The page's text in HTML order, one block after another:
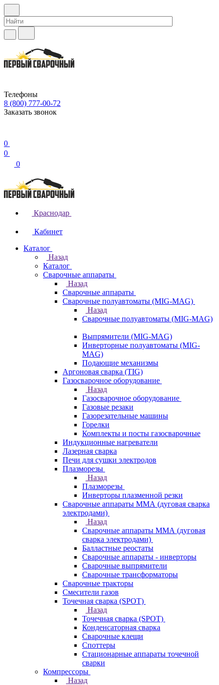
Телефоны
8 (800) 777-00-72
Заказать звонок
0
0
0
Краснодар
Кабинет
Каталог
Назад
Каталог
Сварочные аппараты
Назад
Сварочные аппараты
Сварочные полуавтоматы (MIG-MAG)
Назад
Сварочные полуавтоматы (MIG-MAG)
Выпрямители (MIG-MAG)
Инверторные полуавтоматы (MIG-
MAG)
Подающие механизмы
Аргоновая сварка (TIG)
Газосварочное оборудование
Назад
Газосварочное оборудование
Газовые резаки
Газорезательные машины
Горелки
Комплекты и посты газосварочные
Индукционные нагреватели
Лазерная сварка
Печи для сушки электродов
Плазморезы
Назад
Плазморезы
Инверторы плазменной резки
Сварочные аппараты ММА (дуговая сварка
электродами)
Назад
Сварочные аппараты ММА (дуговая
сварка электродами)
Балластные реостаты
Сварочные аппараты - инверторы
Сварочные выпрямители
Сварочные трансформаторы
Сварочные тракторы
Смесители газов
Точечная сварка (SPOT)
Назад
Точечная сварка (SPOT)
Конденсаторная сварка
Сварочные клещи
Споттеры
Стационарные аппараты точечной
сварки
Компрессоры
Назад